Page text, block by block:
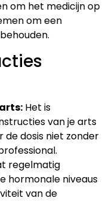
om het medicijn op
om een
Het is
van je arts
dosis niet zonder
regelmatig
hormonale niveaus
van de